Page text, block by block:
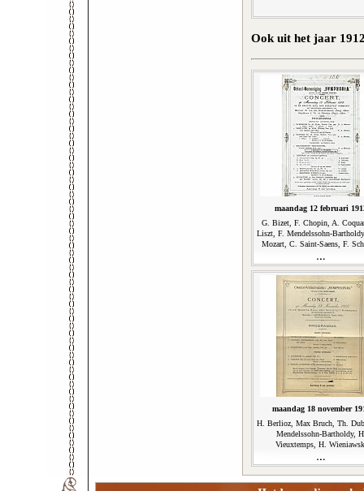
Ook uit het jaar
maandag 12 februari
G. Bizet, F. Chopin, A.
Liszt, F. Mendelssohn-
Mozart, C. Saint-Saens, F.
maandag 18 november
H. Berlioz, Max Bruch, Th.
Mendelssohn-Bartholdy,
Vieuxtemps, H.